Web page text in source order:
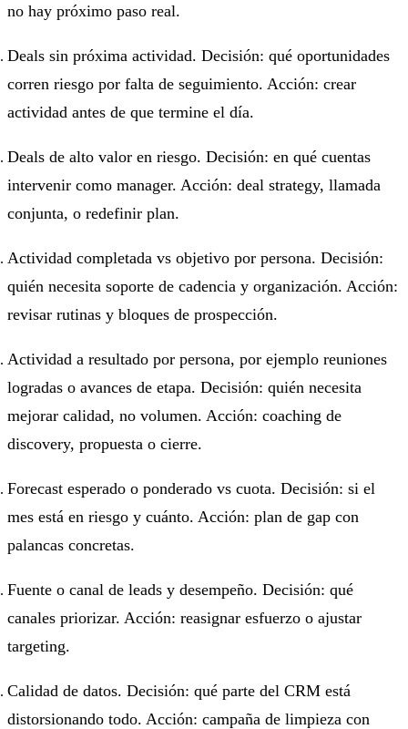
no hay próximo paso real.
Deals sin próxima actividad. Decisión: qué oportunidades
corren riesgo por falta de seguimiento. Acción: crear
actividad antes de que termine el día.
Deals de alto valor en riesgo. Decisión: en qué cuentas
intervenir como manager. Acción: deal strategy, llamada
conjunta, o redefinir plan.
Actividad completada vs objetivo por persona. Decisión:
quién necesita soporte de cadencia y organización. Acción:
revisar rutinas y bloques de prospección.
Actividad a resultado por persona, por ejemplo reuniones
logradas o avances de etapa. Decisión: quién necesita
mejorar calidad, no volumen. Acción: coaching de
discovery, propuesta o cierre.
Forecast esperado o ponderado vs cuota. Decisión: si el
mes está en riesgo y cuánto. Acción: plan de gap con
palancas concretas.
Fuente o canal de leads y desempeño. Decisión: qué
canales priorizar. Acción: reasignar esfuerzo o ajustar
targeting.
Calidad de datos. Decisión: qué parte del CRM está
distorsionando todo. Acción: campaña de limpieza con